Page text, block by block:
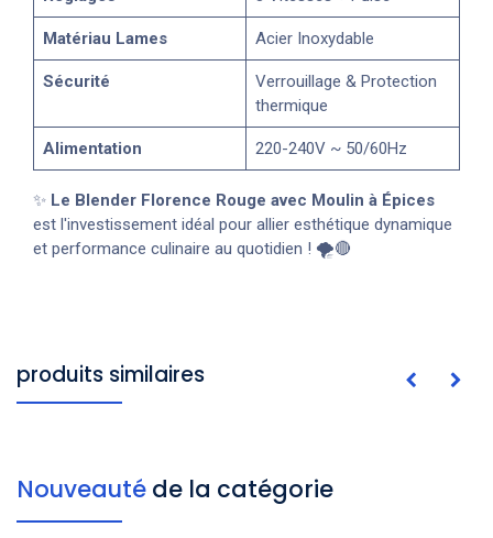
Matériau Lames Acier Inoxydable
Sécurité
Verrouillage & Protection
thermique
Alimentation 220-240V ~ 50/60Hz
✨ Le Blender Florence Rouge avec Moulin à Épices
est l'investissement idéal pour allier esthétique dynamique
et performance culinaire au quotidien ! 🌪️🔴
produits similaires
Nouveauté de la catégorie